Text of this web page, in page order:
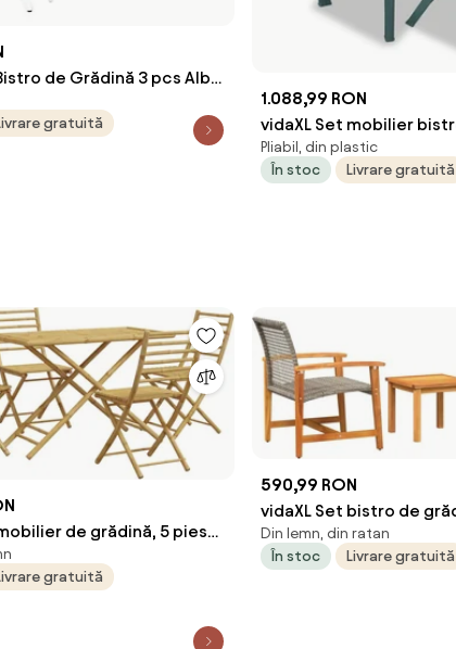
de Grădină 3 pcs Alb
gratuită
1.088,99 RON
vidaXL Set mobilier
verde, plastic
Pliabil, din plastic
În stoc
Livrare gratuită
de grădină, 5 piese,
gratuită
590,99 RON
vidaXL Set bistro de
gri, poliratan și lemn
Din lemn, din ratan
În stoc
Livrare gratuită